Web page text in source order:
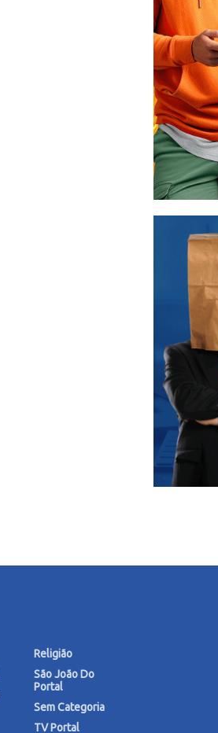
Religião
São João Do
Portal
Sem Categoria
TV Portal